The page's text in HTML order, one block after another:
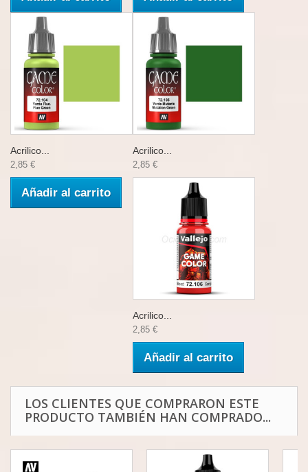
Acrilico...
2,85 €
Añadir al carrito
Acrilico...
2,85 €
Acrilico...
2,85 €
Añadir al carrito
LOS CLIENTES QUE COMPRARON ESTE
PRODUCTO TAMBIÉN HAN COMPRADO...